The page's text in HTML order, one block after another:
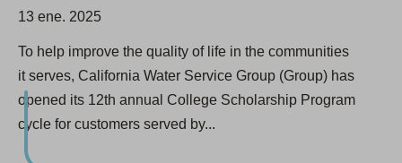
13 ene. 2025
To help improve the quality of life in the communities
it serves, California Water Service Group (Group) has
opened its 12th annual College Scholarship Program
cycle for customers served by...